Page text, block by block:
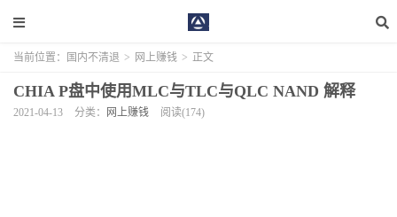
当前位置： 国内不清退 > 网上赚钱 > 正文
CHIA P盘中使用MLC与TLC与QLC NAND 解释
2021-04-13 分类： 网上赚钱 阅读(174)